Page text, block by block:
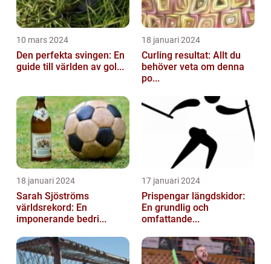
10 mars 2024
Den perfekta svingen: En
guide till världen av gol...
18 januari 2024
Curling resultat: Allt du
behöver veta om denna
po...
18 januari 2024
Sarah Sjöströms
världsrekord: En
imponerande bedri...
17 januari 2024
Prispengar längdskidor:
En grundlig och
omfattande...